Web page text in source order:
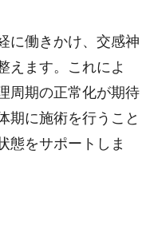
に働きかけ、交感神
えます。これによ
周期の正常化が期待
期に施術を行うこと
態をサポートしま